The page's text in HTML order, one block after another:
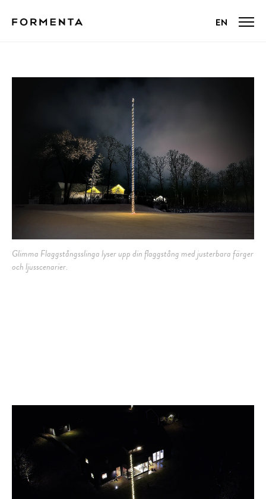
Glimma Flaggstångsslinga lyser upp din flaggstång med justerbara färger
och ljusscenarier.